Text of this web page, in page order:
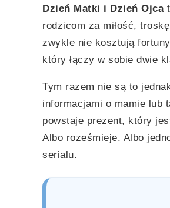
Dzień Matki i Dzień Ojca
rodzicom za miłość,
zwykle nie kosztują
który łączy w sobie dwie
Tym razem nie są to
informacjami o mamie lub
powstaje prezent, który
Albo roześmieje. Albo
serialu.